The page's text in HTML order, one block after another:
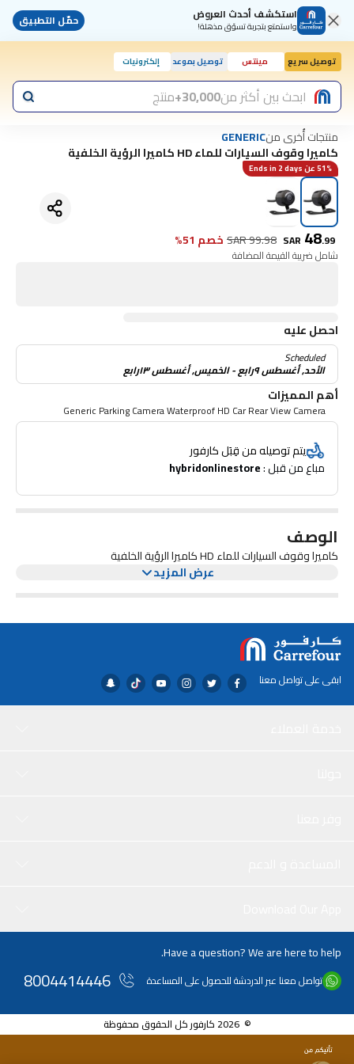
استكشف أحدث العروض
واستمتع بتجربة تسوّق مذهلة! حمّل التطبيق
توصيل سريع مينتس توصيل بموعد إلكترونيات
ابحث بين أكثر من30,000+ منتج
منتجات أُخرى منGENERIC
كاميرا وقوف السيارات للماء HD كاميرا الرؤية الخلفية
51% عن Ends in 2 days
SAR 48.99
SAR99.98 خصم 51%
شامل ضريبة القيمة المضافة
احصل عليه
Scheduled
الأحد, أغسطس ٩رابع - الخميس, أغسطس ١٣رابع
أهم المميزات
Generic Parking Camera Waterproof HD Car Rear View Camera
يتم توصيله من قِبَل كارفور
مباع من قبل : hybridonlinestore
الوصف
كاميرا وقوف السيارات للماء HD كاميرا الرؤية الخلفية
عرض المزيد
ابقى على تواصل معنا
Have a question? We are here to help.
تواصل معنا عبر الدردشة للحصول على المساعدة 8004414446
© 2026 كارفور كل الحقوق محفوظة